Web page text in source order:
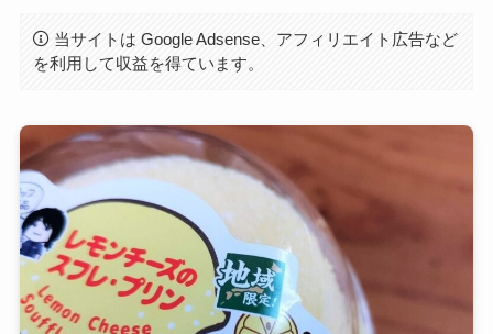
当サイトは Google Adsense、アフィリエイト広告など
を利用して収益を得ています。